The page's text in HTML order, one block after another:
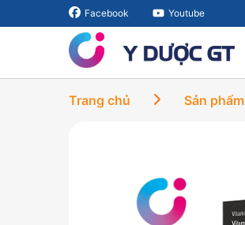
Facebook Youtube
Trang chủ Sản phẩm